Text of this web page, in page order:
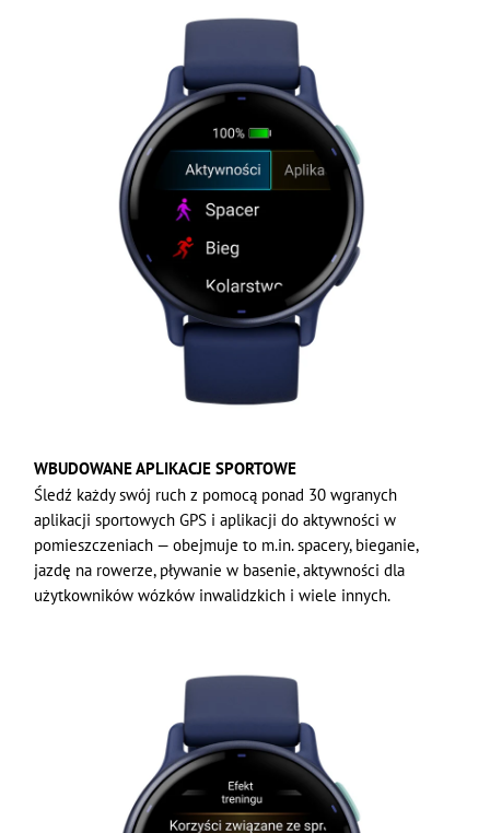
WBUDOWANE APLIKACJE SPORTOWE
Śledź każdy swój ruch z pomocą ponad 30 wgranych
aplikacji sportowych GPS i aplikacji do aktywności w
pomieszczeniach — obejmuje to m.in. spacery, bieganie,
jazdę na rowerze, pływanie w basenie, aktywności dla
użytkowników wózków inwalidzkich i wiele innych.